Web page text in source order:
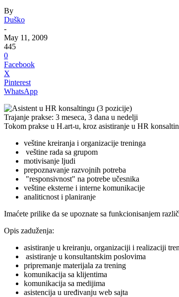
By
Duško
-
May 11, 2009
445
0
Facebook
X
Pinterest
WhatsApp
Asistent u HR konsaltingu (3 pozicije)
Trajanje prakse: 3 meseca, 3 dana u nedelji
Tokom prakse u H.art-u, kroz asistiranje u HR
veštine kreiranja i organizacije treninga
veštine rada sa grupom
motivisanje ljudi
prepoznavanje razvojnih potreba
"responsivnost" na potrebe učesnika
veštine eksterne i interne komunikacije
analiticnost i planiranje
Imaćete prilike da se upoznate sa funkcionisanjem
Opis zaduženja:
asistiranje u kreiranju, organizaciji i realizaciji
asistiranje u konsultantskim poslovima
pripremanje materijala za trening
komunikacija sa klijentima
komunikacija sa medijima
asistencija u uređivanju web sajta